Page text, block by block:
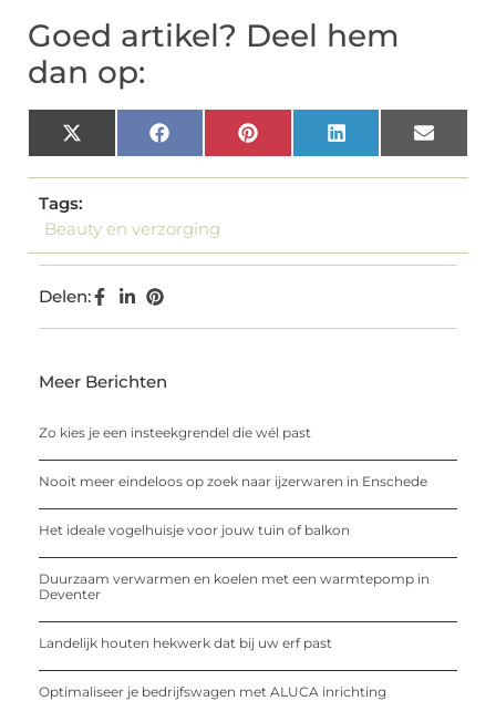
Goed artikel? Deel hem
dan op:
X
(Twitter)
FacebookPinterest LinkedIn Email
Tags:
Beauty en verzorging
Delen:
Meer Berichten
Zo kies je een insteekgrendel die wél past
Nooit meer eindeloos op zoek naar ijzerwaren in Enschede
Het ideale vogelhuisje voor jouw tuin of balkon
Duurzaam verwarmen en koelen met een warmtepomp in
Deventer
Landelijk houten hekwerk dat bij uw erf past
Optimaliseer je bedrijfswagen met ALUCA inrichting